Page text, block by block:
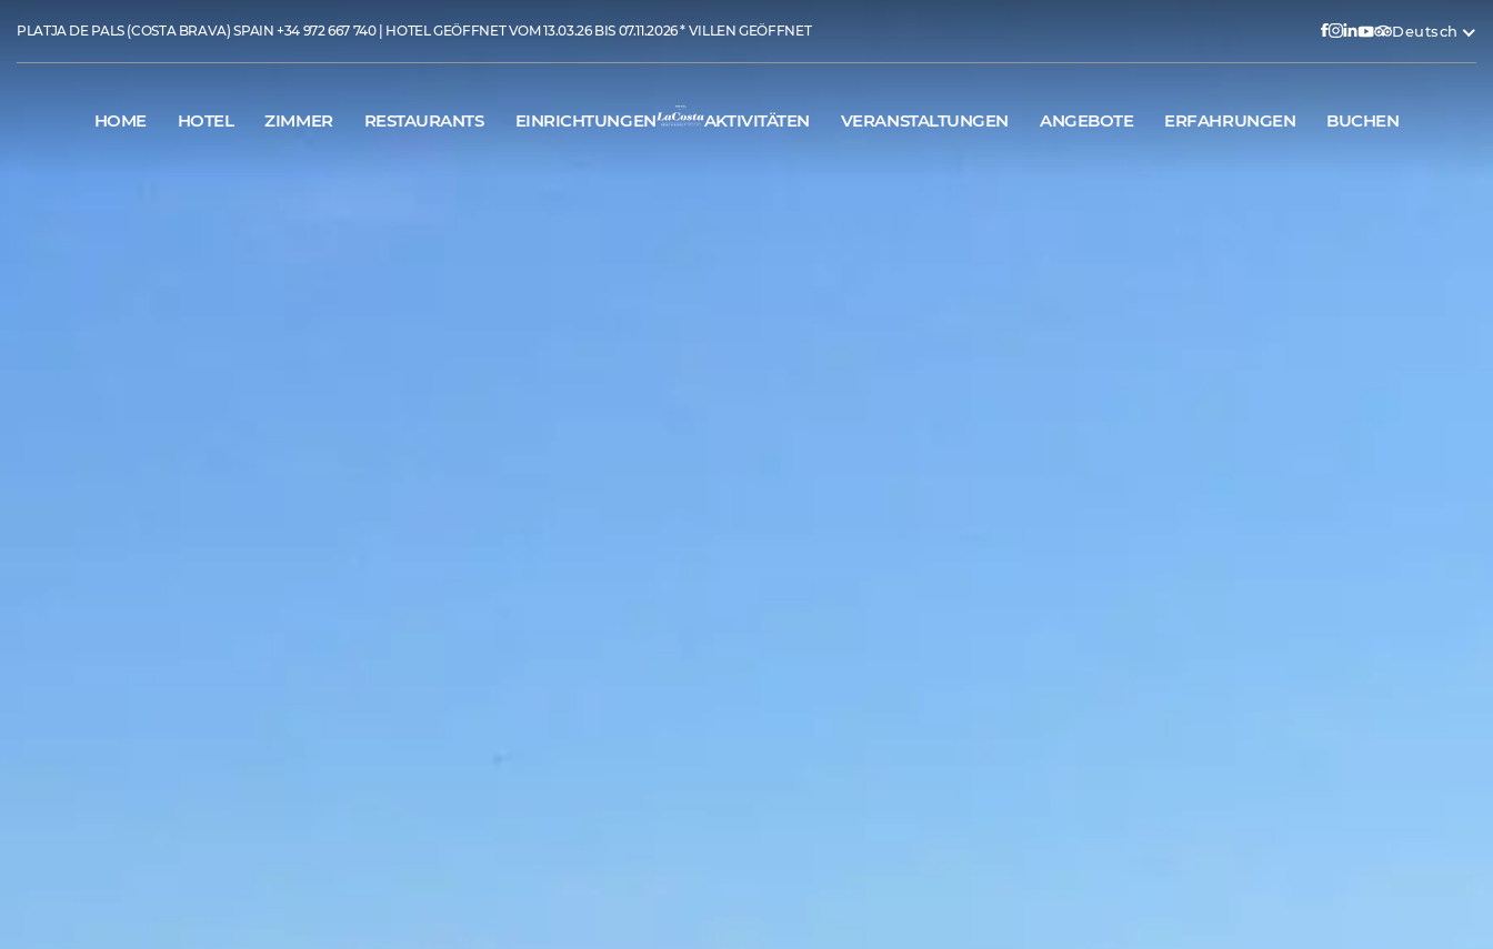
PLATJA DE PALS (COSTA BRAVA) SPAIN+34 972 667 740| HOTEL GEÖFFNET VOM 13.03.26 BIS 07.11.2026 * VILLEN GEÖFFNET Deutsch
HOME HOTEL ZIMMER RESTAURANTS EINRICHTUNGEN AKTIVITÄTEN VERANSTALTUNGEN ANGEBOTE ERFAHRUNGEN BUCHEN